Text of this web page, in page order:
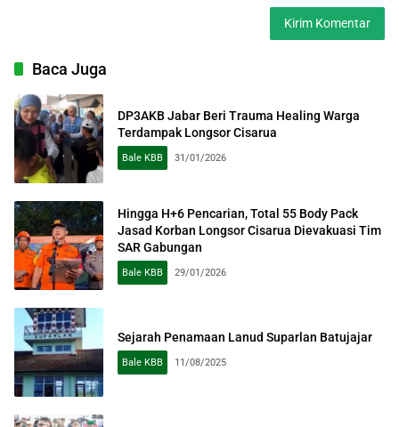
Baca Juga
DP3AKB Jabar Beri Trauma Healing Warga
Terdampak Longsor Cisarua
Bale KBB 31/01/2026
Hingga H+6 Pencarian, Total 55 Body Pack
Jasad Korban Longsor Cisarua Dievakuasi Tim
SAR Gabungan
Bale KBB 29/01/2026
Sejarah Penamaan Lanud Suparlan Batujajar
Bale KBB 11/08/2025